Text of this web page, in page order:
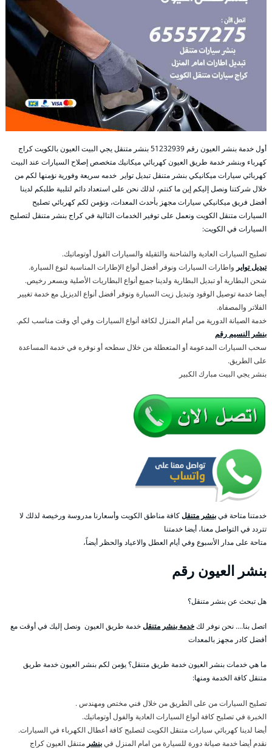
أول خدمة بنشر العيون رقم 51232939‬ بنشر متنقل يجي البيت العيون بالكويت كراج
كهرباء وبنشر خدمة طريق العيون كهربائي ميكانيك متخصص إصلاح السيارات عند البيت
كهربائي سيارات ميكانيكي بنشر متنقل تبديل تواير خدمه سريعة وفورية نؤمنها لكم من
خلال شركتنا ونصل إليكم إين ما كنتم، لذلك نحن على استعداد دائم لتلبية طلبكم لدينا
أفضل فريق ميكانيكي سيارات مجهز بأحدث المعدات، ونؤمن لكم كهربائي تصليح
السيارات متنقل الكويت ونعمل على توفير الخدمات التالية في كراج بنشر متنقل لتصليح
السيارات في الكويت:
تصليح السيارات العادية والشاحنة والثقيلة والسيارات الفول أوتوماتيك.
تبديل تواير واطارات السيارات ونوفر أفضل أنواع الإطارات المناسبة لنوع السيارة.
شحن البطارية أو تبديل البطارية ولدينا جميع أنواع البطاريات الأصلية وبسعر رخيص.
أيضا خدمة توصيل الوقود وتبديل زيت السيارة ونوفر أفضل أنواع الديزيل مع خدمة تغيير
الفلاتر والمصفاة.
خدمة الصيانة الدورية من أمام المنزل لكافة أنواع السيارات وفي أي وقت مناسب لكم.
بنشر النسيم رقم
سحب السيارات المدعومة أو المتعطلة من خلال سطحه أو نوفره في خدمة المساعدة
على الطريق.
بنشر يجي البيت مبارك الكبير
خدمتنا متاحة فيبنشر متنقلكافة مناطق الكويت وأسعارنا مدروسة ورخيصة لذلك لا
تتردد في التواصل معنا، أيضا خدمتنا
متاحة على مدار الأسبوع وفي أيام العطل والاعياد والحظر أيضاً،
بنشر العيون رقم
هل تبحث عن بنشر متنقل؟
اتصل بنا…. نحن نوفر لكخدمة بنشر متنقلخدمة طريق العيون ونصل إليك في أوقت مع
أفضل كادر مجهز بالمعدات
ما هي خدمات بنشر العيون خدمة طريق متنقل؟ يؤمن لكم بنشر العيون خدمة طريق
متنقل كافة الخدمة ومنها:
تصليح السيارات من على الطريق من خلال فني مختص ومهندس .
الخبرة في تصليح كافة أنواع السيارات العادية والفول أوتوماتيك.
أيضا لدينا كهربائي سيارات متنقل الكويت لتصليح كافة أعطال الكهرباء في السيارات.
نقدم أيضا خدمة صيانة دورة للسيارة من امام المنزل فيبنشر متنقل العيون كراج